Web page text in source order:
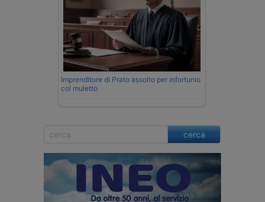
Imprenditore di Prato assolto per infortunio
col muletto
cerca